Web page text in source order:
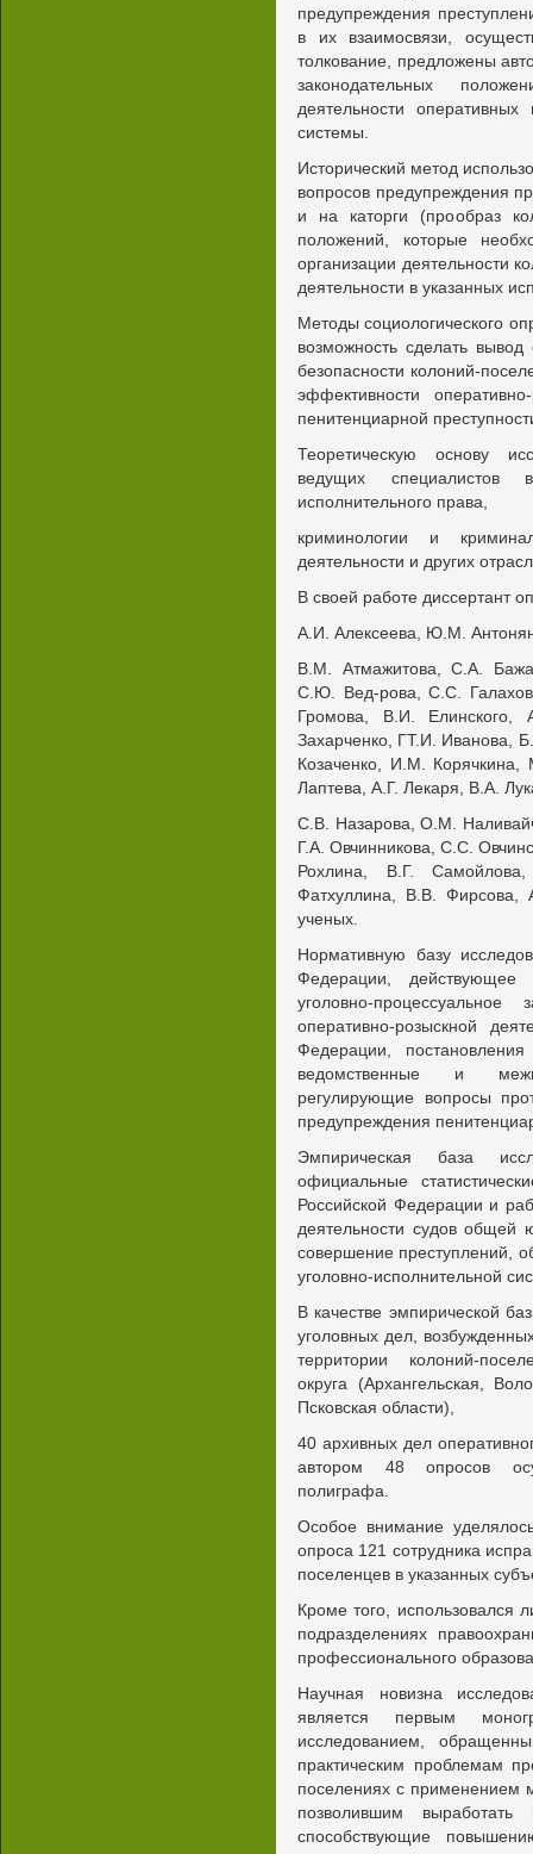
предупреждения
в их взаимосвязи,
толкование, предложены
законодательных
деятельности оперативных
системы.
Исторический метод
вопросов предупреждения
и на каторги (прообраз
положений, которые
организации деятельности
деятельности в указанных
Методы социологического
возможность сделать
безопасности колоний-
эффективности
пенитенциарной
Теоретическую основу
ведущих специалистов
исполнительного права,
криминологии и
деятельности и других
В своей работе диссертант
A.И. Алексеева, Ю.М.
B.М. Атмажитова, С.А.
С.Ю. Вед-рова, С.С.
Громова, В.И.
Захарченко, ГТ.И. Иванова,
Козаченко, И.М.
Лаптева, А.Г. Лекаря, В.А.
C.B. Назарова, О.М.
Г.А. Овчинникова, С.С.
Рохлина, В.Г.
Фатхуллина, В.В. Фирсова,
ученых.
Нормативную базу
Федерации, действующее
уголовно-процессуальное
оперативно-розыскной
Федерации,
ведомственные и
регулирующие вопросы
предупреждения
Эмпирическая база
официальные
Российской Федерации и
деятельности судов общей
совершение преступлений,
уголовно-исполнительной
В качестве эмпирической
уголовных дел,
территории колоний-
округа (Архангельская,
Псковская области),
40 архивных дел
автором 48 опросов
полиграфа.
Особое внимание
опроса 121 сотрудника
поселенцев в указанных
Кроме того, использовался
подразделениях
профессионального
Научная новизна
является первым
исследованием,
практическим проблемам
поселениях с применением
позволившим
способствующие